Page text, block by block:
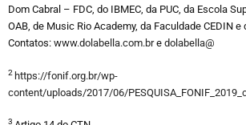
Dom Cabral – FDC, do IBMEC, da PUC, da Escola
OAB, de Music Rio Academy, da Faculdade CEDIN
Contatos: www.dolabella.com.bre dolabella@
2 https://fonif.org.br/wp-
content/uploads/2017/06/
3